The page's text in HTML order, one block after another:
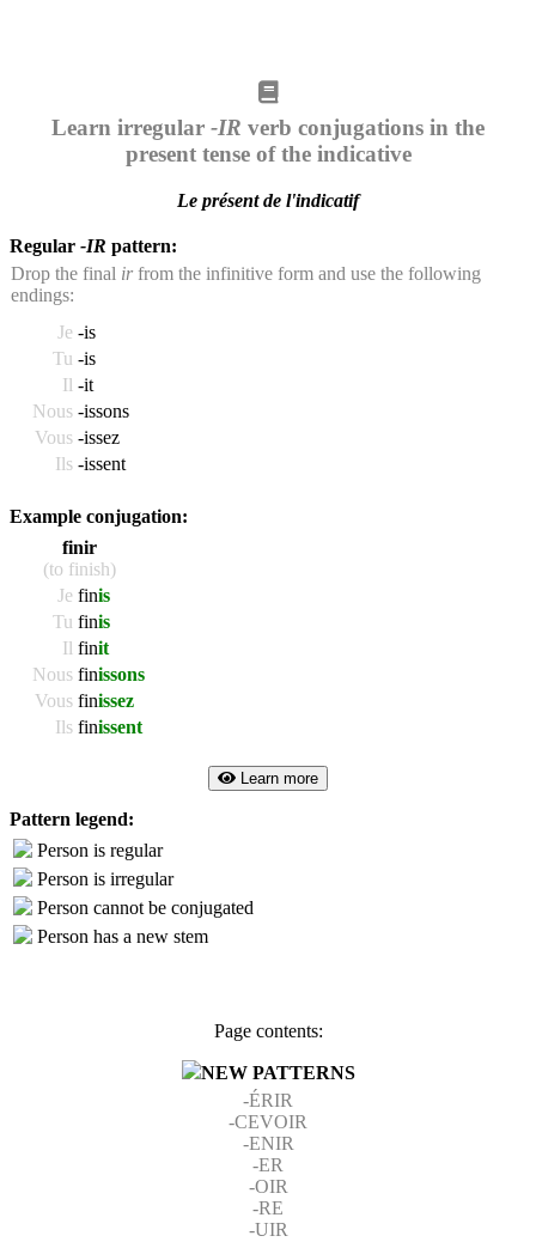
Learn irregular -IR verb conjugations in the
present tense of the indicative
Le présent de l'indicatif
Regular -IR pattern:
Drop the final irfrom the infinitive form and use the following
endings:
Je -is
Tu -is
Il -it
Nous -issons
Vous -issez
Ils -issent
Example conjugation:
finir
(to finish)
Je finis
Tu finis
Il finit
Nous finissons
Vous finissez
Ils finissent
Learn more
Pattern legend:
Person is regular
Person is irregular
Person cannot be conjugated
Person has a new stem
Page contents:
NEW PATTERNS
-ÉRIR
-CEVOIR
-ENIR
-ER
-OIR
-RE
-UIR